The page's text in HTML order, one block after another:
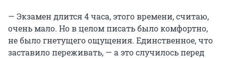
— Экзамен длится 4 часа, этого времени, считаю,
очень мало. Но в целом писать было комфортно,
не было гнетущего ощущения. Единственное, что
заставило переживать, — а это случилось перед